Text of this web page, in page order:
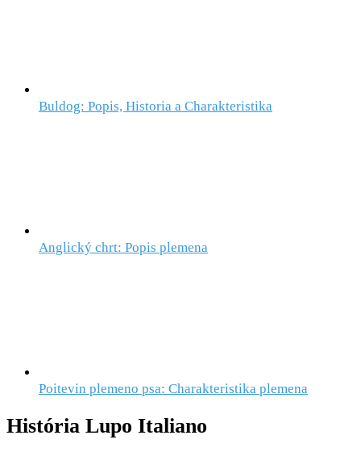
Buldog: Popis, Historia a Charakteristika
Anglický chrt: Popis plemena
Poitevin plemeno psa: Charakteristika plemena
História Lupo Italiano